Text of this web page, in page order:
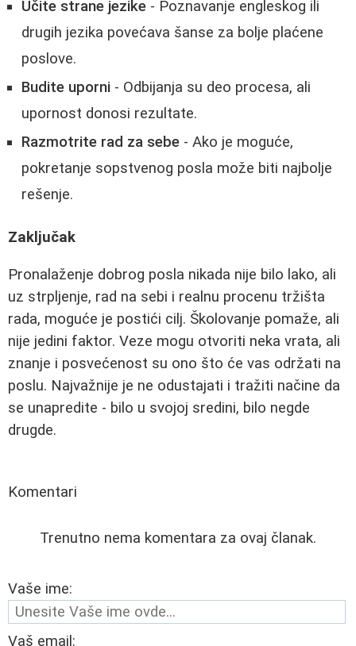
Učite strane jezike - Poznavanje engleskog ili
drugih jezika povećava šanse za bolje plaćene
poslove.
Budite uporni - Odbijanja su deo procesa, ali
upornost donosi rezultate.
Razmotrite rad za sebe - Ako je moguće,
pokretanje sopstvenog posla može biti najbolje
rešenje.
Zaključak
Pronalaženje dobrog posla nikada nije bilo lako, ali
uz strpljenje, rad na sebi i realnu procenu tržišta
rada, moguće je postići cilj. Školovanje pomaže, ali
nije jedini faktor. Veze mogu otvoriti neka vrata, ali
znanje i posvećenost su ono što će vas održati na
poslu. Najvažnije je ne odustajati i tražiti načine da
se unapredite - bilo u svojoj sredini, bilo negde
drugde.
Komentari
Trenutno nema komentara za ovaj članak.
Vaše ime:
Vaš email: